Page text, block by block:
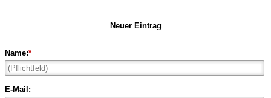
Neuer Eintrag
Name:*
E-Mail: